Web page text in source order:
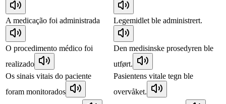
A medicação foi administrada Legemidlet ble administrert.
O procedimento médico foi
realizado
Den medisinske prosedyren ble
utført.
Os sinais vitais do paciente
foram monitorados
Pasientens vitale tegn ble
overvåket.